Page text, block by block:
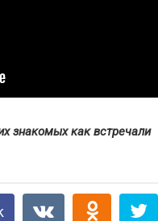
знакомых как встречали